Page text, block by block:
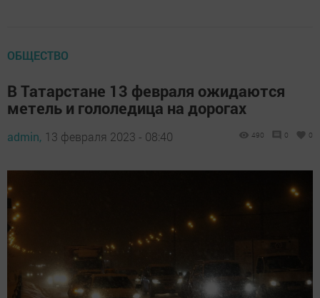
ОБЩЕСТВО
В Татарстане 13 февраля ожидаются
метель и гололедица на дорогах
admin, 13 февраля 2023 - 08:40 490 0 0